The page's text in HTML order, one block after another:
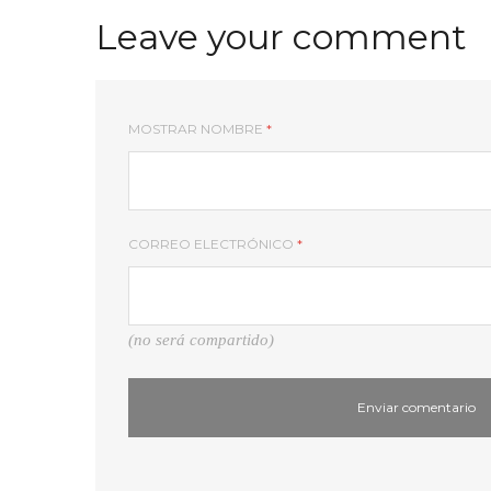
Leave your comment
MOSTRAR NOMBRE *
CORREO ELECTRÓNICO *
(no será compartido)